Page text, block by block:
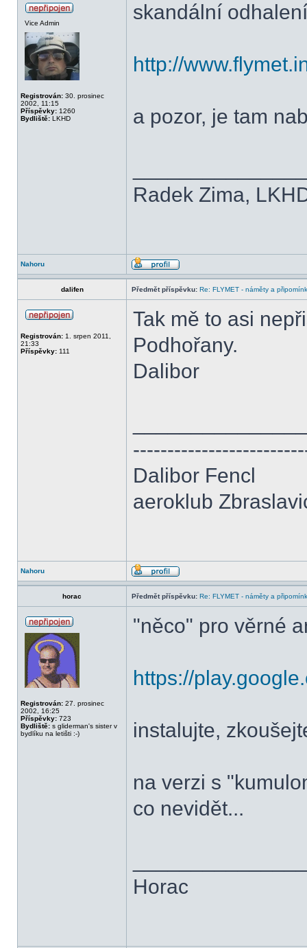
Vice Admin
Registrován: 30. prosinec
2002, 11:15
Příspěvky: 1260
Bydliště: LKHD
skandální
http://
a pozor, je tam
Radek Zima,
Nahoru
dalifen Předmět příspěvku: Re: FLYMET - náměty a
Registrován: 1. srpen 2011,
21:33
Příspěvky: 111
Tak mě to asi
Podhořany.
Dalibor
Dalibor Fencl
aeroklub
Nahoru
horac Předmět příspěvku: Re: FLYMET - náměty a
Registrován: 27. prosinec
2002, 16:25
Příspěvky: 723
Bydliště: s gliderman's sister v
bydlíku na letišti :-)
"něco" pro věrné
https://
instalujte,
na verzi s
co nevidět...
Horac